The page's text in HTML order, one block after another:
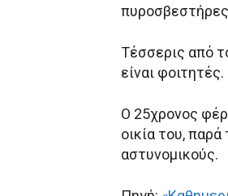
Τέσσερις από
είναι φοιτητές.
Ο 25χρονος
οικία του,
αστυνομικούς.